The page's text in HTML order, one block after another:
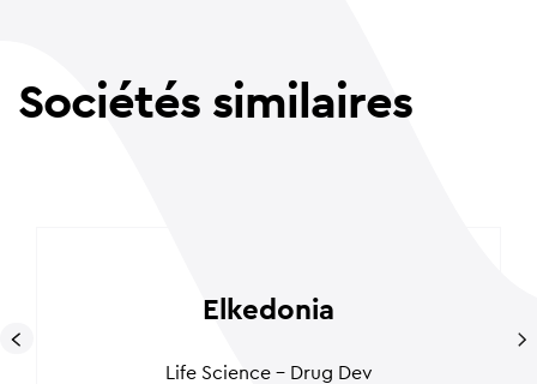
Sociétés similaires
Elkedonia
Life Science - Drug Dev